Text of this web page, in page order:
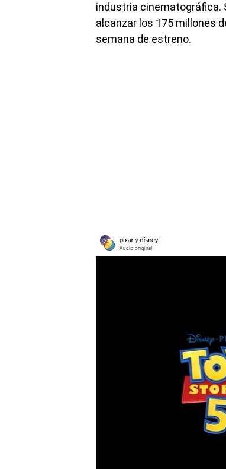
industria cinematográfica.
alcanzar los 175 millones
semana de estreno.